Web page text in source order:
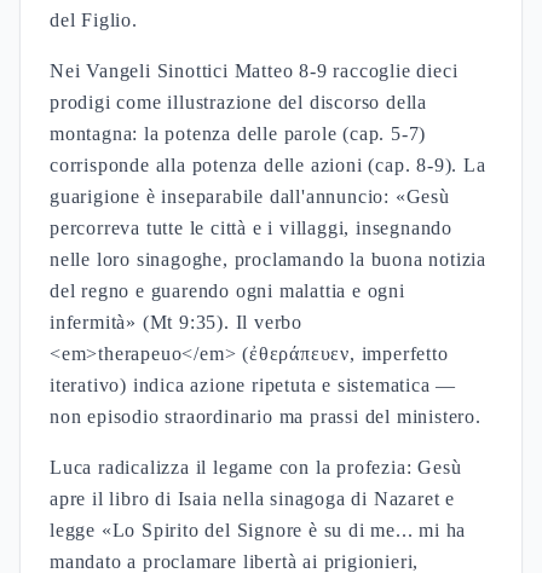
del Figlio.
Nei Vangeli Sinottici Matteo 8-9 raccoglie dieci
prodigi come illustrazione del discorso della
montagna: la potenza delle parole (cap. 5-7)
corrisponde alla potenza delle azioni (cap. 8-9). La
guarigione è inseparabile dall'annuncio: «Gesù
percorreva tutte le città e i villaggi, insegnando
nelle loro sinagoghe, proclamando la buona notizia
del regno e guarendo ogni malattia e ogni
infermità» (Mt 9:35). Il verbo
<em>therapeuo</em> (ἐθεράπευεν, imperfetto
iterativo) indica azione ripetuta e sistematica —
non episodio straordinario ma prassi del ministero.
Luca radicalizza il legame con la profezia: Gesù
apre il libro di Isaia nella sinagoga di Nazaret e
legge «Lo Spirito del Signore è su di me... mi ha
mandato a proclamare libertà ai prigionieri,